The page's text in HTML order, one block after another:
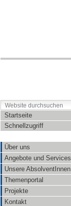
Startseite
Schnellzugriff
Über uns
Angebote und Services
Unsere AbsolventInnen
Themenportal
Projekte
Kontakt